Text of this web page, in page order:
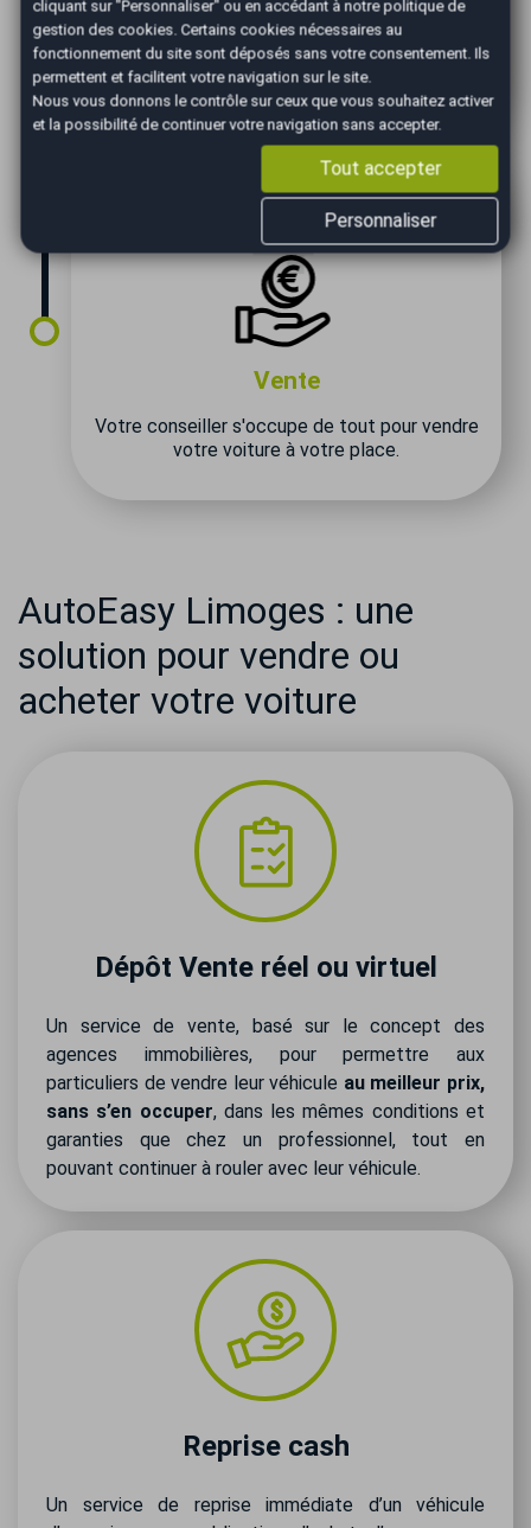
Nous vous confirmons le prix de vente le +
juste pour vendre votre voiture dans les
meilleurs délais.
Vente
Votre conseiller s'occupe de tout pour vendre
votre voiture à votre place.
AutoEasy Limoges : une
solution pour vendre ou
acheter votre voiture
Dépôt Vente réel ou virtuel
Un service de vente, basé sur le concept des
agences immobilières, pour permettre aux
particuliers de vendre leur véhicule au meilleur prix,
sans s’en occuper, dans les mêmes conditions et
garanties que chez un professionnel, tout en
pouvant continuer à rouler avec leur véhicule.
Reprise cash
Un service de reprise immédiate d’un véhicule
cliquant sur "Personnaliser" ou en accédant à notre politique de
gestion des cookies. Certains cookies nécessaires au
fonctionnement du site sont déposés sans votre consentement. Ils
permettent et facilitent votre navigation sur le site.
Nous vous donnons le contrôle sur ceux que vous souhaitez activer
et la possibilité de continuer votre navigation sans accepter.
Tout accepter
Personnaliser